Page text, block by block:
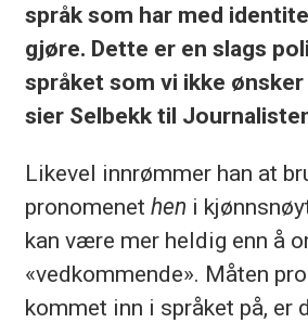
språk som har med
gjøre. Dette er en slags
språket som vi ikke ønsker
sier Selbekk til
Likevel innrømmer han at
pronomenet hen i
kan være mer heldig enn å
«vedkommende». Måten
kommet inn i språket på, er